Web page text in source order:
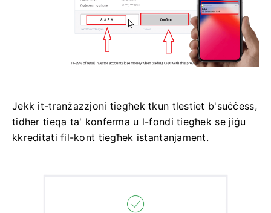
Jekk it-tranżazzjoni tiegħek tkun tlestiet b'suċċess,
tidher tieqa ta' konferma u l-fondi tiegħek se jiġu
kkreditati fil-kont tiegħek istantanjament.